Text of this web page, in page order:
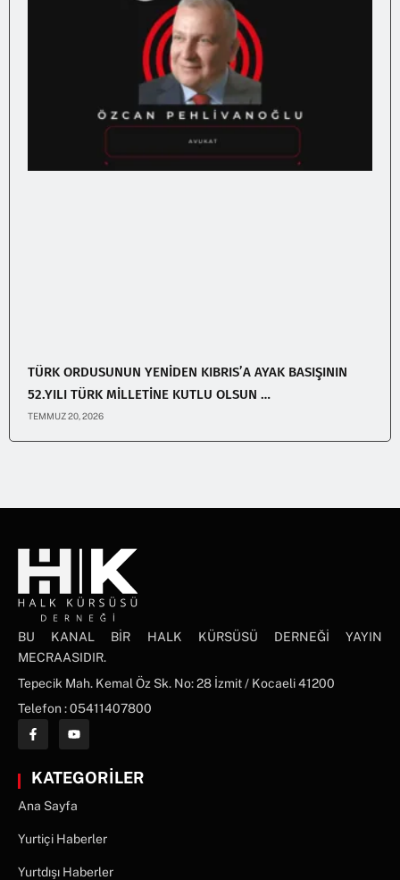
TÜRK ORDUSUNUN YENİDEN KIBRIS’A AYAK BASIŞININ
52.YILI TÜRK MİLLETİNE KUTLU OLSUN …
TEMMUZ 20, 2026
BU KANAL BİR HALK KÜRSÜSÜ DERNEĞİ YAYIN
MECRAASIDIR.
Tepecik Mah. Kemal Öz Sk. No: 28 İzmit / Kocaeli 41200
Telefon : 05411407800
KATEGORİLER
Ana Sayfa
Yurtiçi Haberler
Yurtdışı Haberler